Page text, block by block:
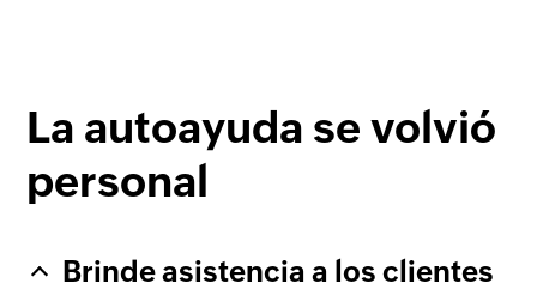
La autoayuda se volvió
personal
Brinde asistencia a los clientes